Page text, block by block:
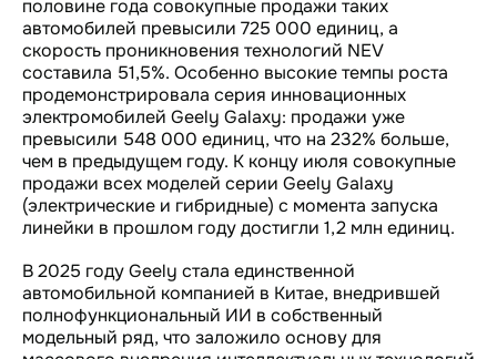
половине года совокупные продажи таких
автомобилей превысили 725 000 единиц, а
скорость проникновения технологий NEV
составила 51,5%. Особенно высокие темпы роста
продемонстрировала серия инновационных
электромобилей Geely Galaxy: продажи уже
превысили 548 000 единиц, что на 232% больше,
чем в предыдущем году. К концу июля совокупные
продажи всех моделей серии Geely Galaxy
(электрические и гибридные) с момента запуска
линейки в прошлом году достигли 1,2 млн единиц.
В 2025 году Geely стала единственной
автомобильной компанией в Китае, внедрившей
полнофункциональный ИИ в собственный
модельный ряд, что заложило основу для